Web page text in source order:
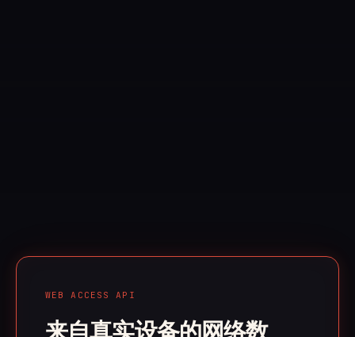
WEB ACCESS API
来自真实设备的网络数